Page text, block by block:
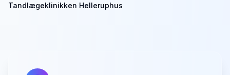
Tandlægeklinikken Helleruphus